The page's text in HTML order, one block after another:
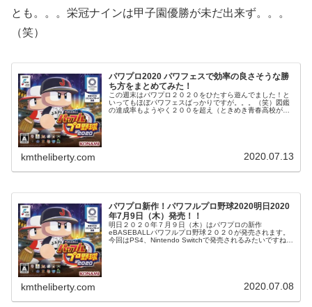
とも。。。栄冠ナインは甲子園優勝が未だ出来ず。。。
（笑）
パワプロ2020 パワフェスで効率の良さそうな勝
ち方をまとめてみた！
この週末はパワプロ２０２０をひたすら遊んでました！と
いってもほぼパワフェスばっかりですが。。。（笑）図鑑
の達成率もようやく２００を超え（ときめき青春高校が
kmtheliberty.com 2020.07.13
パワプロ新作！パワフルプロ野球2020明日2020
年7月9日（木）発売！！
明日２０２０年７月９日（木）はパワプロの新作
eBASEBALLパワフルプロ野球２０２０が発売されます。
今回はPS4、Nintendo Switchで発売されるみたいですね私
kmtheliberty.com 2020.07.08